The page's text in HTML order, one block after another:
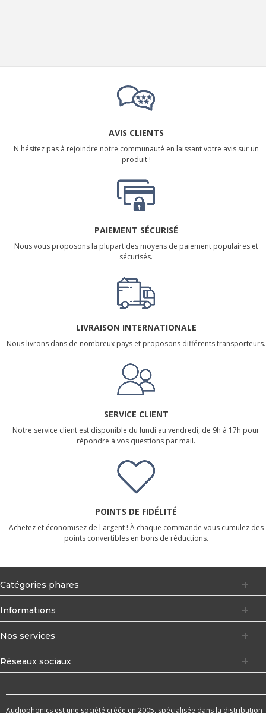
AVIS CLIENTS
N'hésitez pas à rejoindre notre communauté en laissant votre avis sur un
produit !
PAIEMENT SÉCURISÉ
Nous vous proposons la plupart des moyens de paiement populaires et
sécurisés.
LIVRAISON INTERNATIONALE
Nous livrons dans de nombreux pays et proposons différents transporteurs.
SERVICE CLIENT
Notre service client est disponible du lundi au vendredi, de 9h à 17h pour
répondre à vos questions par mail.
POINTS DE FIDÉLITÉ
Achetez et économisez de l'argent ! À chaque commande vous cumulez des
points convertibles en bons de réductions.
Catégories phares
Informations
Nos services
Réseaux sociaux
Audiophonics est une société créée en 2005, spécialisée dans la distribution